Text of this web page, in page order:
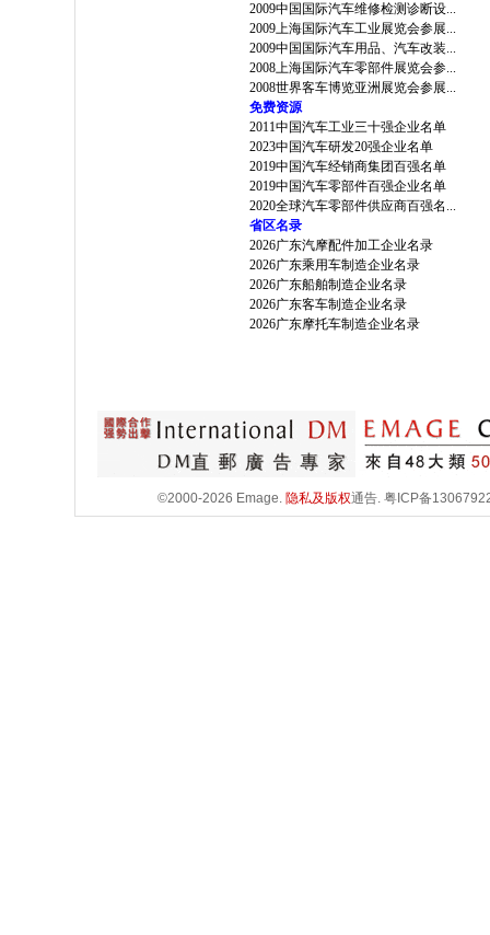
2009中国国际汽车维修检测诊断设...
2009上海国际汽车工业展览会参展...
2009中国国际汽车用品、汽车改装...
2008上海国际汽车零部件展览会参...
2008世界客车博览亚洲展览会参展...
免费资源
2011中国汽车工业三十强企业名单
2023中国汽车研发20强企业名单
2019中国汽车经销商集团百强名单
2019中国汽车零部件百强企业名单
2020全球汽车零部件供应商百强名...
省区名录
2026广东汽摩配件加工企业名录
2026广东乘用车制造企业名录
2026广东船舶制造企业名录
2026广东客车制造企业名录
2026广东摩托车制造企业名录
©2000-2026 Emage. 隐私及版权通告. 粤ICP备